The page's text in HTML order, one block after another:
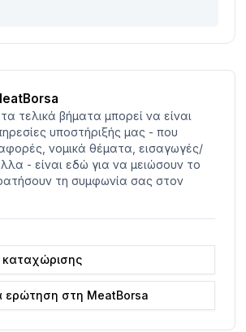
τελικά βήματα μπορεί να είναι
υποστήριξής μας - που
νομικά θέματα, εισαγωγές/
- είναι εδώ για να μειώσουν το
τη συμφωνία σας στον
ερώτηση στη MeatBorsa